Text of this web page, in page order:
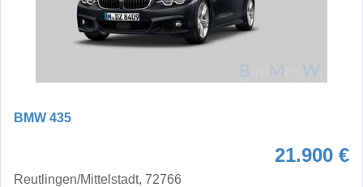
BMW 435
21.900 €
Reutlingen/Mittelstadt, 72766